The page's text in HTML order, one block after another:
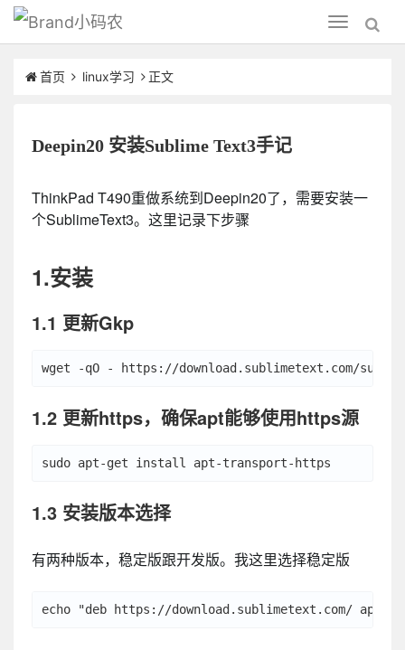
Toggle
navigation
小码农
首页 linux学习 正文
Deepin20 安装Sublime Text3手记
ThinkPad T490重做系统到Deepin20了，需要安装一
个SublimeText3。这里记录下步骤
1.安装
1.1 更新Gkp
1.2 更新https，确保apt能够使用https源
1.3 安装版本选择
有两种版本，稳定版跟开发版。我这里选择稳定版